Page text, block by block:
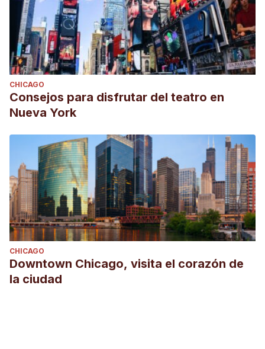
CHICAGO
Consejos para disfrutar del teatro en
Nueva York
CHICAGO
Downtown Chicago, visita el corazón de
la ciudad